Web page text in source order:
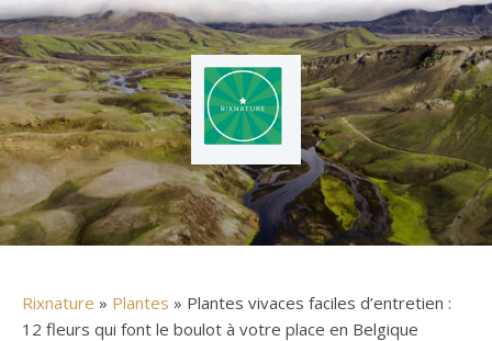
Rixnature » Plantes » Plantes vivaces faciles d’entretien :
12 fleurs qui font le boulot à votre place en Belgique